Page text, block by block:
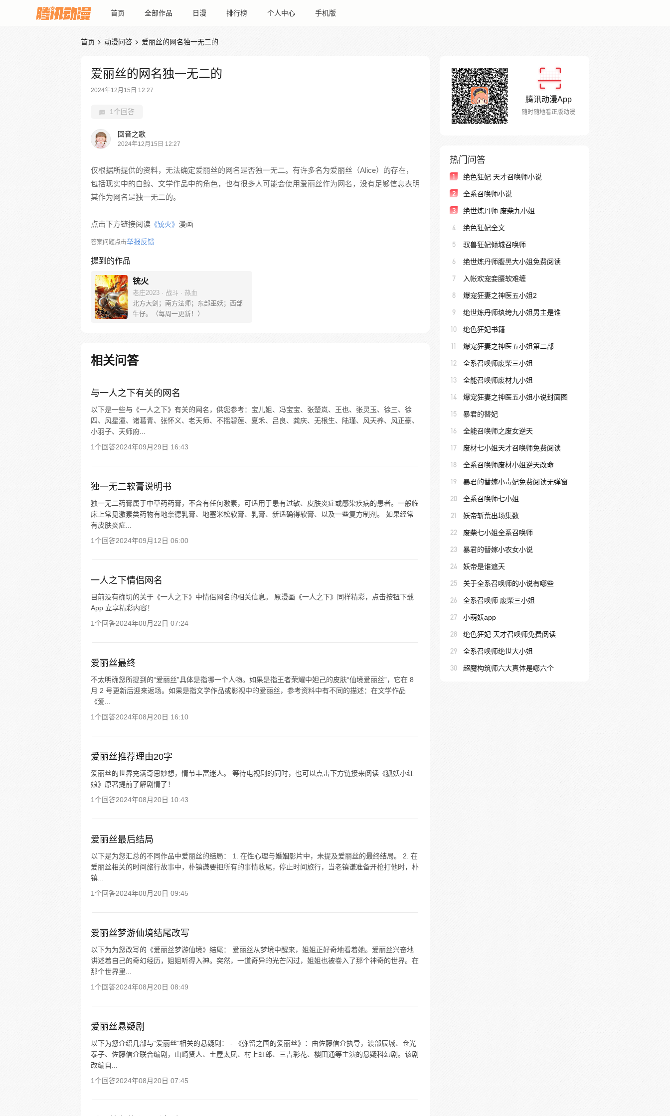
首页 全部作品 日漫 排行榜 个人中心 手机版
首页  动漫问答  爱丽丝的网名独一无二的
爱丽丝的网名独一无二的
2024年12月15日 12:27
1个回答
回音之歌
2024年12月15日 12:27
仅根据所提供的资料，无法确定爱丽丝的网名是否独一无二。有许多名为爱丽丝（Alice）的存在，
包括现实中的白鲸、文学作品中的角色，也有很多人可能会使用爱丽丝作为网名，没有足够信息表明
其作为网名是独一无二的。
点击下方链接阅读 《铳火》 漫画
答案问题点击举报反馈
提到的作品
铳火
老庄2023 · 战斗 · 热血
北方大剑；南方法师；东部巫妖；西部
牛仔。（每周一更新！）
相关问答
与一人之下有关的网名
以下是一些与《一人之下》有关的网名，供您参考：宝儿姐、冯宝宝、张楚岚、王也、张灵玉、徐三、徐
四、风星潼、诸葛青、张怀义、老天师、不摇碧莲、夏禾、吕良、龚庆、无根生、陆瑾、风天养、风正豪、
小羽子、天师府...
1个回答2024年09月29日 16:43
独一无二软膏说明书
独一无二药膏属于中草药药膏，不含有任何激素，可适用于患有过敏、皮肤炎症或感染疾病的患者。一般临
床上常见激素类药物有地奈德乳膏、地塞米松软膏、乳膏、新适确得软膏、以及一些复方制剂。 如果经常
有皮肤炎症...
1个回答2024年09月12日 06:00
一人之下情侣网名
目前没有确切的关于《一人之下》中情侣网名的相关信息。 原漫画《一人之下》同样精彩，点击按钮下载
App 立享精彩内容！
1个回答2024年08月22日 07:24
爱丽丝最终
不太明确您所提到的“爱丽丝”具体是指哪一个人物。如果是指王者荣耀中妲己的皮肤“仙境爱丽丝”，它在 8
月 2 号更新后迎来返场。如果是指文学作品或影视中的爱丽丝，参考资料中有不同的描述：在文学作品
《爱...
1个回答2024年08月20日 16:10
爱丽丝推荐理由20字
爱丽丝的世界充满奇思妙想，情节丰富迷人。 等待电视剧的同时，也可以点击下方链接来阅读《狐妖小红
娘》原著提前了解剧情了！
1个回答2024年08月20日 10:43
爱丽丝最后结局
以下是为您汇总的不同作品中爱丽丝的结局： 1. 在性心理与婚姻影片中，未提及爱丽丝的最终结局。 2. 在
爱丽丝相关的时间旅行故事中，朴镇谦要把所有的事情收尾，停止时间旅行，当老镇谦准备开枪打他时，朴
镇...
1个回答2024年08月20日 09:45
爱丽丝梦游仙境结尾改写
以下为为您改写的《爱丽丝梦游仙境》结尾： 爱丽丝从梦境中醒来，姐姐正好奇地看着她。爱丽丝兴奋地
讲述着自己的奇幻经历，姐姐听得入神。突然，一道奇异的光芒闪过，姐姐也被卷入了那个神奇的世界。在
那个世界里...
1个回答2024年08月20日 08:49
爱丽丝悬疑剧
以下为您介绍几部与“爱丽丝”相关的悬疑剧： - 《弥留之国的爱丽丝》：由佐藤信介执导，渡部辰城、仓光
泰子、佐藤信介联合编剧，山崎贤人、土屋太凤、村上虹郎、三吉彩花、樱田通等主演的悬疑科幻剧。该剧
改编自...
1个回答2024年08月20日 07:45
腾讯动漫App
随时随地看正版动漫
热门问答
1 绝色狂妃 天才召唤师小说
2 全系召唤师小说
3 绝世炼丹师 废柴九小姐
4 绝色狂妃全文
5 驭兽狂妃倾城召唤师
6 绝世炼丹师腹黑大小姐免费阅读
7 入帐欢宠妾腰软难缠
8 爆宠狂妻之神医五小姐2
9 绝世炼丹师纨绔九小姐男主是谁
10 绝色狂妃书籍
11 爆宠狂妻之神医五小姐第二部
12 全系召唤师废柴三小姐
13 全能召唤师废材九小姐
14 爆宠狂妻之神医五小姐小说封面图
15 暴君的替妃
16 全能召唤师之废女逆天
17 废材七小姐天才召唤师免费阅读
18 全系召唤师废材小姐逆天改命
19 暴君的替嫁小毒妃免费阅读无弹窗
20 全系召唤师七小姐
21 妖帝斩荒出场集数
22 废柴七小姐全系召唤师
23 暴君的替嫁小农女小说
24 妖帝是谁遮天
25 关于全系召唤师的小说有哪些
26 全系召唤师 废柴三小姐
27 小萌妖app
28 绝色狂妃 天才召唤师免费阅读
29 全系召唤师绝世大小姐
30 超魔构筑师六大真体是哪六个